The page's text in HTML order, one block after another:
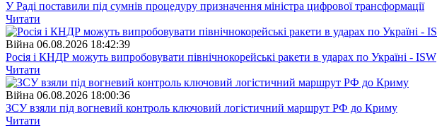
У Раді поставили під сумнів процедуру призначення міністра цифрової трансформації
Читати
Війна 06.08.2026 18:42:39
Росія і КНДР можуть випробовувати північнокорейські ракети в ударах по Україні - ISW
Читати
Війна 06.08.2026 18:00:36
ЗСУ взяли під вогневий контроль ключовий логістичний маршрут РФ до Криму
Читати